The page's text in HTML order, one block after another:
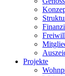
Projekte